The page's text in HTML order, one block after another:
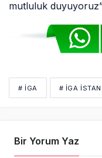
mutluluk
# IGA # İGA
Bir Yorum Yaz